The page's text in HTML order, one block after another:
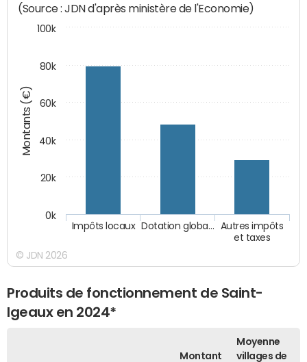
Montants (€)
(Source : JDN d'après ministère de l'Economie)
Autres impôts
et taxes
Dotation globa…
Impôts locaux
0k
20k
40k
60k
80k
100k
© JDN 2026
Produits de fonctionnement de Saint-
Igeaux en 2024*
Montant
Moyenne
villages de